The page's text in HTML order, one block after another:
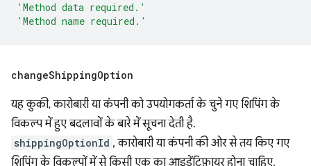
'Method data required.'
'Method name required.'
changeShippingOption
यह कुकी, कारोबारी या कंपनी को उपयोगकर्ता के चुने गए शिपिंग के
विकल्प में हुए बदलावों के बारे में सूचना देती है.
shippingOptionId , कारोबारी या कंपनी की ओर से तय किए गए
शिपिंग के विकल्पों में से किसी एक का आइडेंटिफ़ायर होना चाहिए.